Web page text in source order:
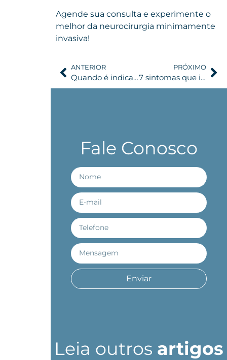
Agende sua consulta e experimente o
melhor da neurocirurgia minimamente
invasiva!
ANTERIOR
Quando é indicada a cirurgia de artrodese cervical?
PRÓXIMO
7 sintomas que indicam que você sofre com artrose cervical
Fale Conosco
Enviar
Leia outros artigos